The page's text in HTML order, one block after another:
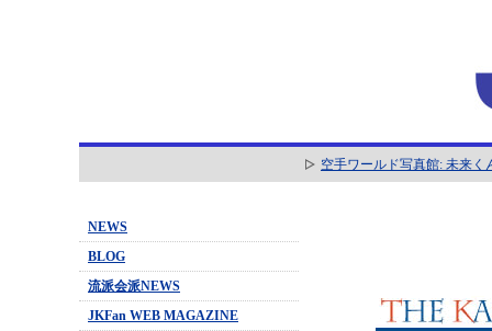
空手ワールド写真館: 未来く
NEWS
BLOG
流派会派NEWS
JKFan WEB MAGAZINE